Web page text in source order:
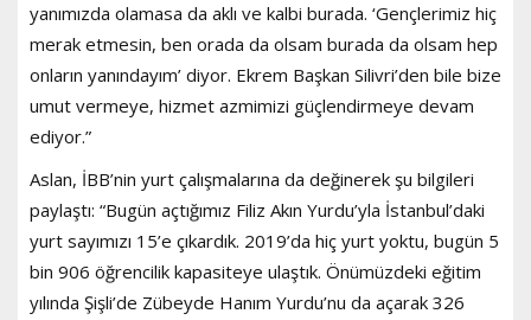
yanımızda olamasa da aklı ve kalbi burada. ‘Gençlerimiz hiç
merak etmesin, ben orada da olsam burada da olsam hep
onların yanındayım’ diyor. Ekrem Başkan Silivri’den bile bize
umut vermeye, hizmet azmimizi güçlendirmeye devam
ediyor.”
Aslan, İBB’nin yurt çalışmalarına da değinerek şu bilgileri
paylaştı: “Bugün açtığımız Filiz Akın Yurdu’yla İstanbul’daki
yurt sayımızı 15’e çıkardık. 2019’da hiç yurt yoktu, bugün 5
bin 906 öğrencilik kapasiteye ulaştık. Önümüzdeki eğitim
yılında Şişli’de Zübeyde Hanım Yurdu’nu da açarak 326